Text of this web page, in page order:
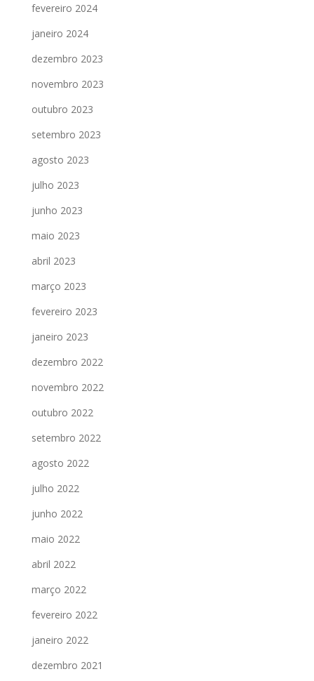
fevereiro 2024
janeiro 2024
dezembro 2023
novembro 2023
outubro 2023
setembro 2023
agosto 2023
julho 2023
junho 2023
maio 2023
abril 2023
março 2023
fevereiro 2023
janeiro 2023
dezembro 2022
novembro 2022
outubro 2022
setembro 2022
agosto 2022
julho 2022
junho 2022
maio 2022
abril 2022
março 2022
fevereiro 2022
janeiro 2022
dezembro 2021